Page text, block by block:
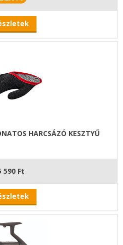
HARCSÁZÓ KESZTYŰ
590 Ft